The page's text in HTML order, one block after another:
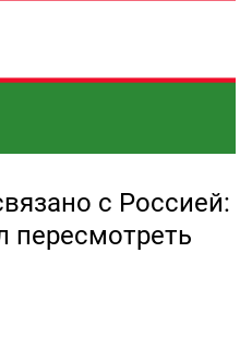
с Россией:
пересмотреть